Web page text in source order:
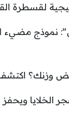
لقسطرة
نموذج مضيء
وزنك؟
ويحفز